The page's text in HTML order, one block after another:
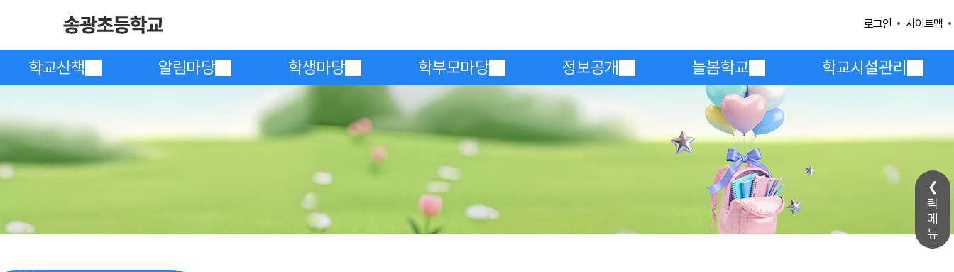
퀵
메
뉴
로그인 사이트맵
학교산책 알림마당 학생마당 학부모마당 정보공개 늘봄학교 학교시설관리